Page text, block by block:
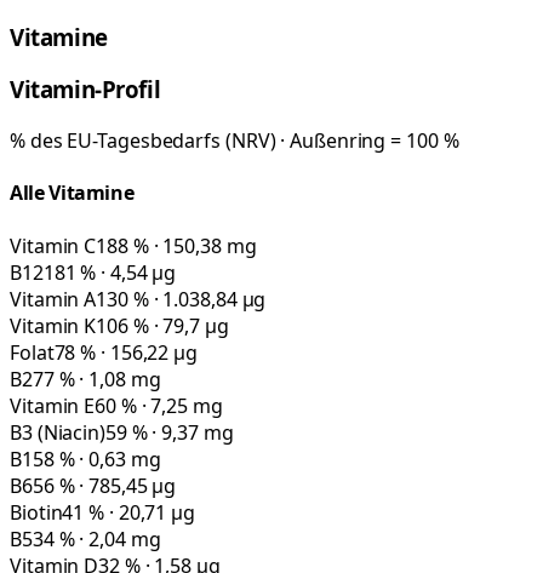
Vitamine
Vitamin-Profil
% des EU-Tagesbedarfs (NRV) · Außenring = 100 %
Alle Vitamine
Vitamin C188 % · 150,38 mg
B12181 % · 4,54 µg
Vitamin A130 % · 1.038,84 µg
Vitamin K106 % · 79,7 µg
Folat78 % · 156,22 µg
B277 % · 1,08 mg
Vitamin E60 % · 7,25 mg
B3 (Niacin)59 % · 9,37 mg
B158 % · 0,63 mg
B656 % · 785,45 µg
Biotin41 % · 20,71 µg
B534 % · 2,04 mg
Vitamin D32 % · 1,58 µg